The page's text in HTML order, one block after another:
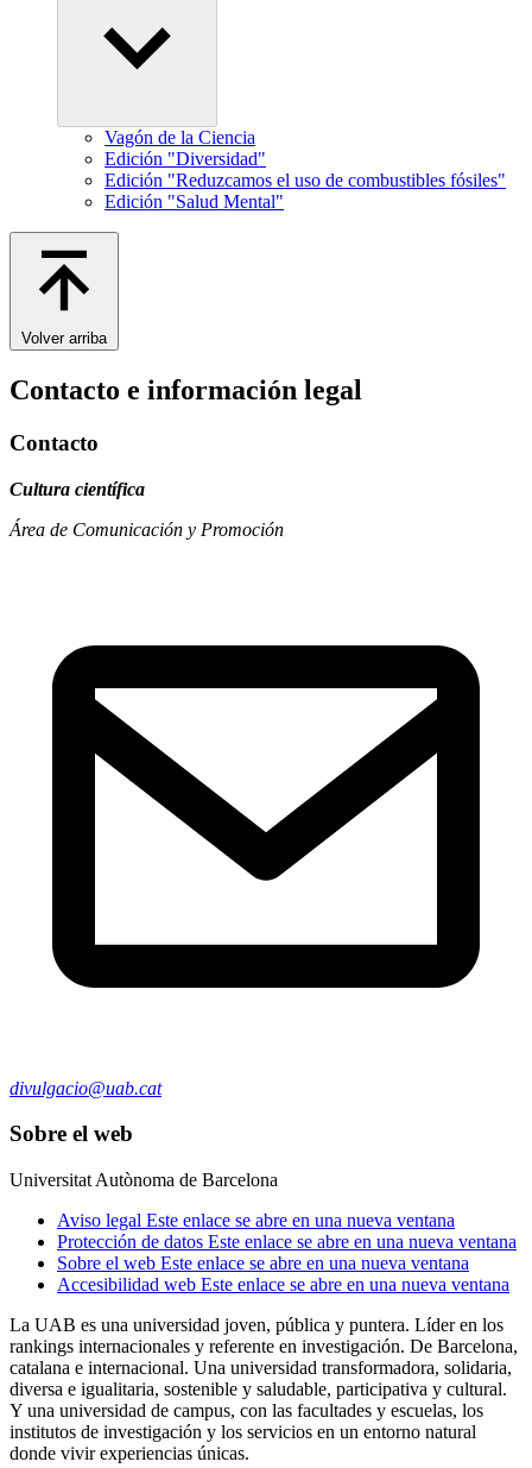
Vagón de la Ciencia
Edición "Diversidad"
Edición "Reduzcamos el uso de combustibles fósiles"
Edición "Salud Mental"
Volver arriba
Contacto e información legal
Contacto
Cultura científica
Área de Comunicación y Promoción
divulgacio@uab.cat
Sobre el web
Universitat Autònoma de Barcelona
Aviso legal Este enlace se abre en una nueva ventana
Protección de datos Este enlace se abre en una nueva ventana
Sobre el web Este enlace se abre en una nueva ventana
Accesibilidad web Este enlace se abre en una nueva ventana
La UAB es una universidad joven, pública y puntera. Líder en los
rankings internacionales y referente en investigación. De Barcelona,
catalana e internacional. Una universidad transformadora, solidaria,
diversa e igualitaria, sostenible y saludable, participativa y cultural.
Y una universidad de campus, con las facultades y escuelas, los
institutos de investigación y los servicios en un entorno natural
donde vivir experiencias únicas.